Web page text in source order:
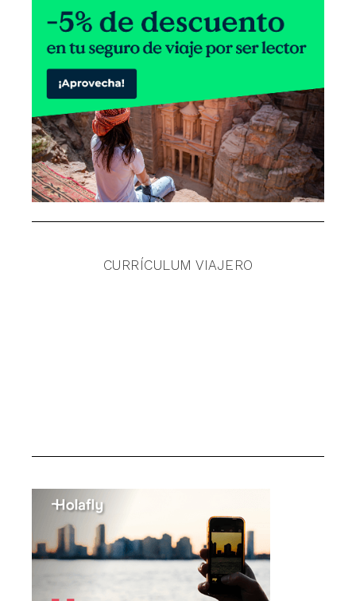
CURRÍCULUM VIAJERO